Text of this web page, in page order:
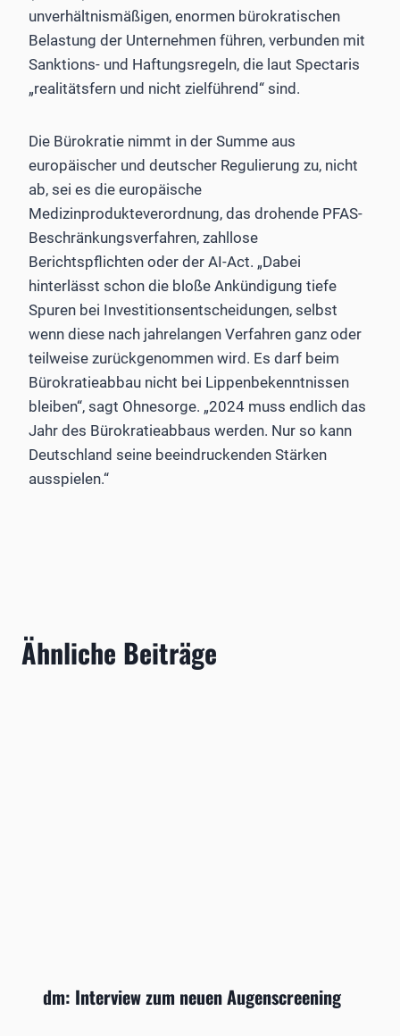
unverhältnismäßigen, enormen bürokratischen
Belastung der Unternehmen führen, verbunden mit
Sanktions- und Haftungsregeln, die laut Spectaris
„realitätsfern und nicht zielführend“ sind.
Die Bürokratie nimmt in der Summe aus
europäischer und deutscher Regulierung zu, nicht
ab, sei es die europäische
Medizinprodukteverordnung, das drohende PFAS-
Beschränkungsverfahren, zahllose
Berichtspflichten oder der AI-Act. „Dabei
hinterlässt schon die bloße Ankündigung tiefe
Spuren bei Investitionsentscheidungen, selbst
wenn diese nach jahrelangen Verfahren ganz oder
teilweise zurückgenommen wird. Es darf beim
Bürokratieabbau nicht bei Lippenbekenntnissen
bleiben“, sagt Ohnesorge. „2024 muss endlich das
Jahr des Bürokratieabbaus werden. Nur so kann
Deutschland seine beeindruckenden Stärken
ausspielen.“
Ähnliche Beiträge
dm: Interview zum neuen Augenscreening